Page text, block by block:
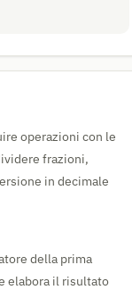
operazioni con le
frazioni,
in decimale
della prima
elabora il risultato